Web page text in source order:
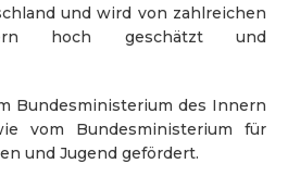
und wird von zahlreichen
hoch geschätzt und
Bundesministerium des Innern
vom Bundesministerium für
und Jugend gefördert.